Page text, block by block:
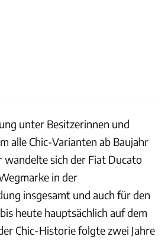
unter Besitzerinnen und
alle Chic-Varianten ab Baujahr
wandelte sich der Fiat Ducato
in der
insgesamt und auch für den
heute hauptsächlich auf dem
Chic-Historie folgte zwei Jahre